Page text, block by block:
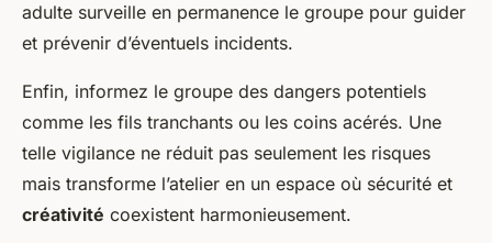
adulte surveille en permanence le groupe pour guider
et prévenir d’éventuels incidents.
Enfin, informez le groupe des dangers potentiels
comme les fils tranchants ou les coins acérés. Une
telle vigilance ne réduit pas seulement les risques
mais transforme l’atelier en un espace où sécurité et
créativité coexistent harmonieusement.